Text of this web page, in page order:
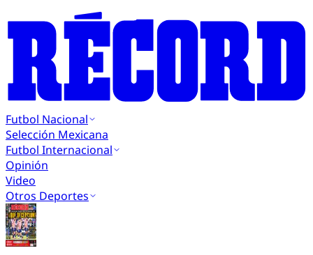
Futbol Nacional
Selección Mexicana
Futbol Internacional
Opinión
Video
Otros Deportes